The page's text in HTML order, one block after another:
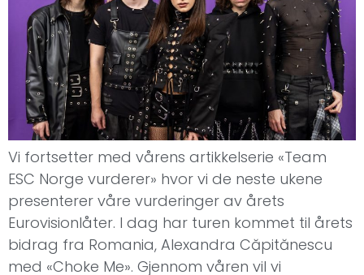
Vi fortsetter med vårens artikkelserie «Team
ESC Norge vurderer» hvor vi de neste ukene
presenterer våre vurderinger av årets
Eurovisionlåter. I dag har turen kommet til årets
bidrag fra Romania, Alexandra Căpitănescu
med «Choke Me». Gjennom våren vil vi